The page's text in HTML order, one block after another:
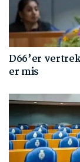
D66’er
er mis